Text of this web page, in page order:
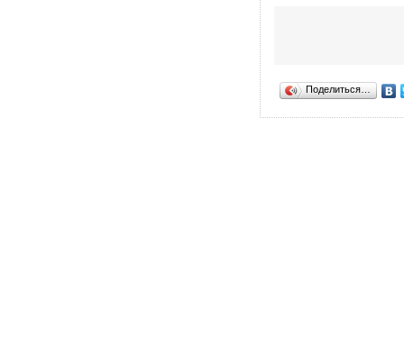
Поделиться…